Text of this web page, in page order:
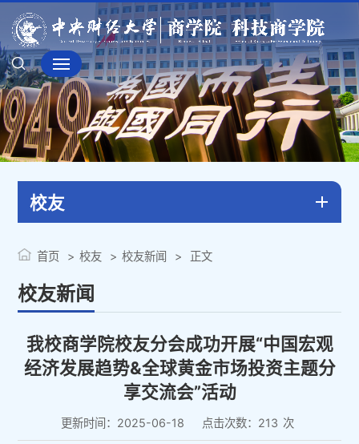
校友
校友新闻
首页 校友 校友新闻 正文
我校商学院校友分会成功开展“中国宏观
经济发展趋势&全球黄金市场投资主题分
享交流会”活动
更新时间：2025-06-18 点击次数： 213 次